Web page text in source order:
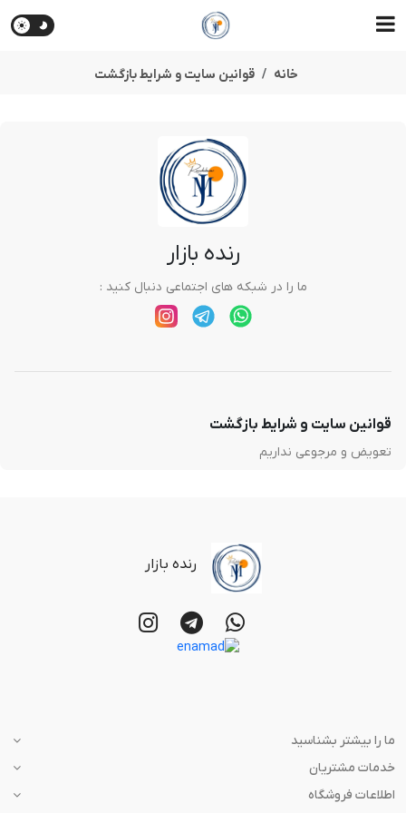
خانه قوانین سایت و شرایط بازگشت
رنده بازار
ما را در شبکه های اجتماعی دنبال کنید :
قوانین سایت و شرایط بازگشت
تعویض و مرجوعی نداریم
رنده بازار
ما را بیشتر بشناسید
خدمات مشتریان
اطلاعات فروشگاه